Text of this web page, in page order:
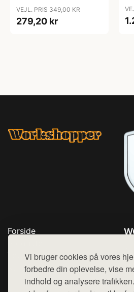
Vi bruger cookies på vores
forbedre din oplevelse, vise
indhold og analysere
VEJL. PRIS 349,00 KR
279,20 kr
Forside
Top Rabatter
Kontakt